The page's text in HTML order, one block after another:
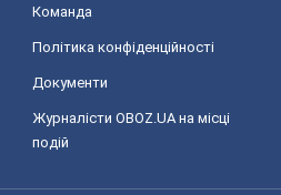
Команда
Політика конфіденційності
Документи
Журналісти OBOZ.UA на місці
подій